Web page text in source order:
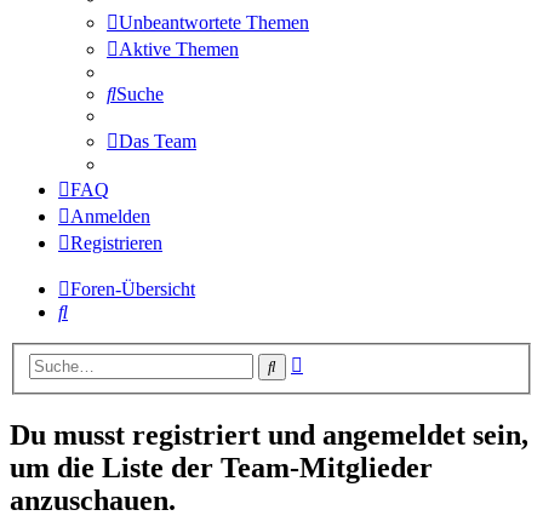
Unbeantwortete Themen
Aktive Themen
Suche
Das Team
FAQ
Anmelden
Registrieren
Foren-Übersicht
Suche
Suche
Du musst registriert und angemeldet sein,
um die Liste der Team-Mitglieder
anzuschauen.